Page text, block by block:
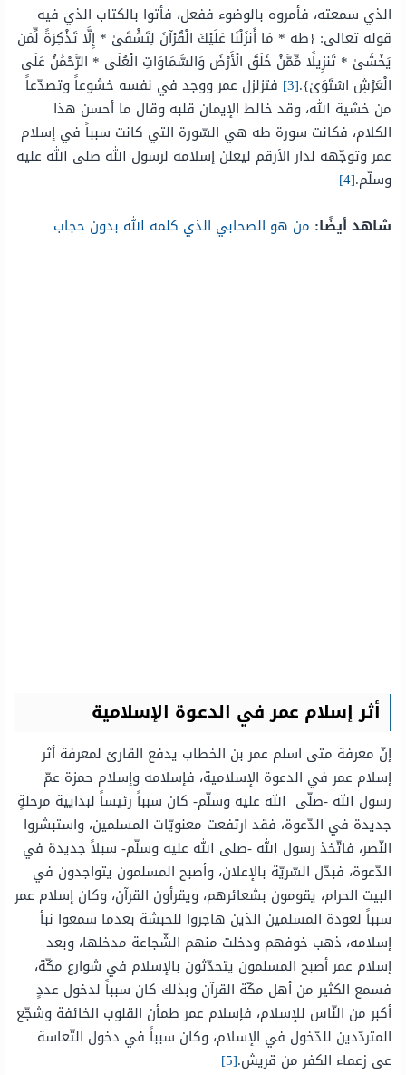
الذي سمعته، فأمروه بالوضوء ففعل، فأتوا بالكتاب الذي فيه
قوله تعالى: {طه * مَا أَنزَلْنَا عَلَيْكَ الْقُرْآنَ لِتَشْقَىٰ * إِلَّا تَذْكِرَةً لِّمَن
يَخْشَىٰ * تَنزِيلًا مِّمَّنْ خَلَقَ الْأَرْضَ وَالسَّمَاوَاتِ الْعُلَى * الرَّحْمَٰنُ عَلَى
الْعَرْشِ اسْتَوَىٰ}.[3]
فتزلزل عمر ووجد في نفسه خشوعاً وتصدّعاً
من خشية الله، وقد خالط الإيمان قلبه وقال ما أحسن هذا
الكلام، فكانت سورة طه هي السّورة التي كانت سبباً في إسلام
عمر وتوجّهه لدار الأرقم ليعلن إسلامه لرسول الله صلى الله عليه
وسلّم.[4]
شاهد أيضًا: من هو الصحابي الذي كلمه الله بدون حجاب
أثر إسلام عمر في الدعوة الإسلامية
إنّ معرفة متى اسلم عمر بن الخطاب يدفع القارئ لمعرفة أثر
إسلام عمر في الدعوة الإسلامية، فإسلامه وإسلام حمزة عمّ
رسول الله -صلّى الله عليه وسلّم- كان سبباً رئيساً لبدايية مرحلةٍ
جديدة في الدّعوة، فقد ارتفعت معنويّات المسلمين، واستبشروا
النّصر، فاتّخذ رسول الله -صلى الله عليه وسلّم- سبلاً جديدة في
الدّعوة، فبدّل السّريّة بالإعلان، وأصبح المسلمون يتواجدون في
البيت الحرام، يقومون بشعائرهم، ويقرأون القرآن، وكان إسلام عمر
سبباً لعودة المسلمين الذين هاجروا للحبشة بعدما سمعوا نبأ
إسلامه، ذهب خوفهم ودخلت منهم الشّجاعة مدخلها، وبعد
إسلام عمر أصبح المسلمون يتحدّثون بالإسلام في شوارع مكّة،
فسمع الكثير من أهل مكّة القرآن وبذلك كان سبباً لدخول عددٍ
أكبر من النّاس للإسلام، فإسلام عمر طمأن القلوب الخائفة وشجّع
المتردّدين للدّخول في الإسلام، وكان سبباً في دخول التّعاسة
عى زعماء الكفر من قريش.[5]